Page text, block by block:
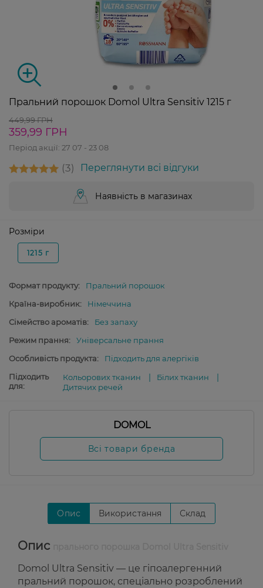
Пральний порошок Domol Ultra Sensitiv 1215 г
449,99 ГРН
359,99 ГРН
Період акції: 27 07 - 23 08
3 Переглянути всі відгуки
Наявність в магазинах
Розміри
1215 г
Формат продукту:
Пральний порошок
Країна-виробник:
Німеччина
Сімейство ароматів:
Без запаху
Режим прання:
Універсальне прання
Особливість продукта:
Підходить для алергіків
Підходить
для:
Кольорових тканин
Білих тканин
Дитячих речей
DOMOL
Всі товари бренда
Опис Використання Склад
Опис
Domol Ultra Sensitiv — це гіпоалергенний
пральний порошок, спеціально розроблений